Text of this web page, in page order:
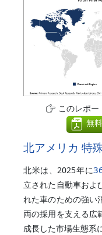
このレポ
無
北アメリカ 特
北米は、2025年に
立された自動車およ
れた車のための強い
両の採用を支える広
成長した市場生態系